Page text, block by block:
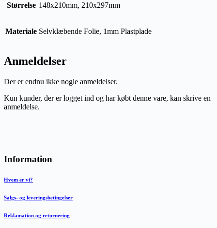
Størrelse 148x210mm, 210x297mm
Materiale Selvklæbende Folie, 1mm Plastplade
Anmeldelser
Der er endnu ikke nogle anmeldelser.
Kun kunder, der er logget ind og har købt denne vare, kan skrive en
anmeldelse.
Information
Hvem er vi?
Salgs- og leveringsbetingelser
Reklamation og returnering